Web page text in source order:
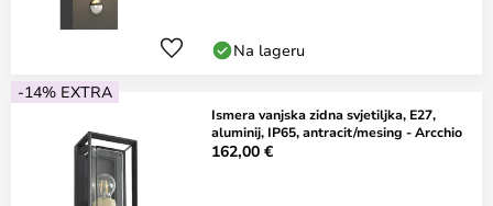
Na lageru
-14% EXTRA
Ismera vanjska zidna svjetiljka, E27,
aluminij, IP65, antracit/mesing - Arcchio
162,00 €